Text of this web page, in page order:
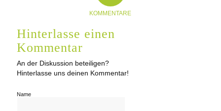
KOMMENTARE
Hinterlasse einen
Kommentar
An der Diskussion beteiligen?
Hinterlasse uns deinen Kommentar!
Name